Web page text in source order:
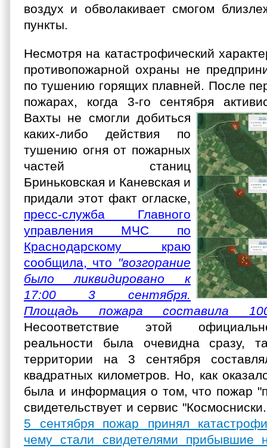
воздух и обволакивает смогом
пункты.
Несмотря на катастрофический
противопожарной охраны не
по тушению горящих плавней. После
пожарах, когда 3-го сентября
Вахты не смогли добиться
каких-либо действия по
тушению огня от пожарных
частей станиц
Бриньковская и Каневская и
придали этот факт огласке,
пресс-служба Главного
управления МЧС по
Краснодарскому краю
сообщила, что "возгорание
было ликвидировано к
17:00 3 сентября.
Площадь пожара составила
Несоответствие этой
реальности была очевидна сразу,
территории на 3 сентября
квадратных километров. Но, как
была и информация о том, что пожар
свидетельствует и сервис
5 сентября пожар принял
чему стали свидетелями прибывшие